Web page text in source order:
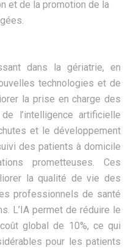
et de la promotion de la
dans la gériatrie, en
technologies et de
la prise en charge des
l’intelligence artificielle
et le développement
des patients à domicile
prometteuses. Ces
la qualité de vie des
professionnels de santé
L’IA permet de réduire le
global de 10%, ce qui
pour les patients